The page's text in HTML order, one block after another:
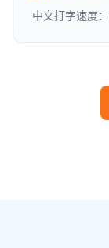
中文打字速度